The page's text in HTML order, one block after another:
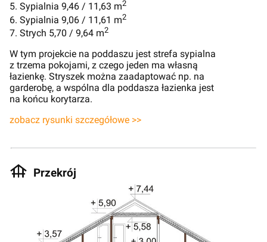
5. Sypialnia 9,46 / 11,63 m2
6. Sypialnia 9,06 / 11,61 m2
7. Strych 5,70 / 9,64 m2
W tym projekcie na poddaszu jest strefa sypialna
z trzema pokojami, z czego jeden ma własną
łazienkę. Stryszek można zaadaptować np. na
garderobę, a wspólna dla poddasza łazienka jest
na końcu korytarza.
zobacz rysunki szczegółowe >>
Przekrój